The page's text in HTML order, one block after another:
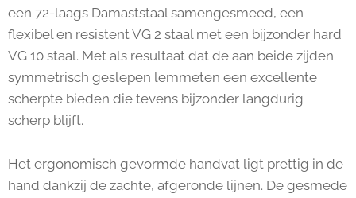
een 72-laags Damaststaal samengesmeed, een
flexibel en resistent VG 2 staal met een bijzonder hard
VG 10 staal. Met als resultaat dat de aan beide zijden
symmetrisch geslepen lemmeten een excellente
scherpte bieden die tevens bijzonder langdurig
scherp blijft.
Het ergonomisch gevormde handvat ligt prettig in de
hand dankzij de zachte, afgeronde lijnen. De gesmede